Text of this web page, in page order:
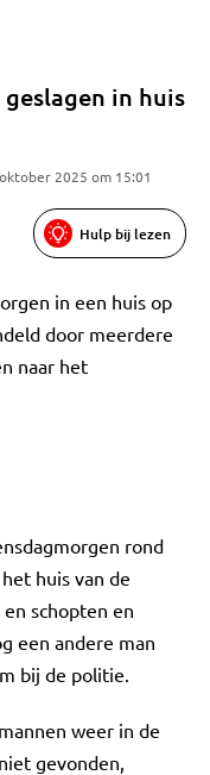
in huis
2025 om 15:01
Hulp bij lezen
in een huis op
door meerdere
naar het
rond
huis van de
schopten en
een andere man
bij de politie.
weer in de
gevonden,